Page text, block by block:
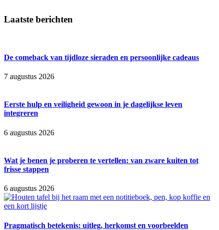
Laatste berichten
De comeback van tijdloze sieraden en persoonlijke cadeaus
7 augustus 2026
Eerste hulp en veiligheid gewoon in je dagelijkse leven
integreren
6 augustus 2026
Wat je benen je proberen te vertellen: van zware kuiten tot
frisse stappen
6 augustus 2026
Pragmatisch betekenis: uitleg, herkomst en voorbeelden